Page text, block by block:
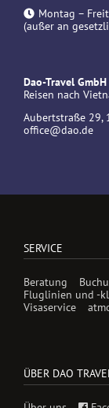
Montag –
(außer an
Dao-Travel GmbH
Reisen nach
Aubertstraße 29,
office@dao.de
SERVICE
Beratung
Fluglinien und -
Visaservice
ÜBER DAO